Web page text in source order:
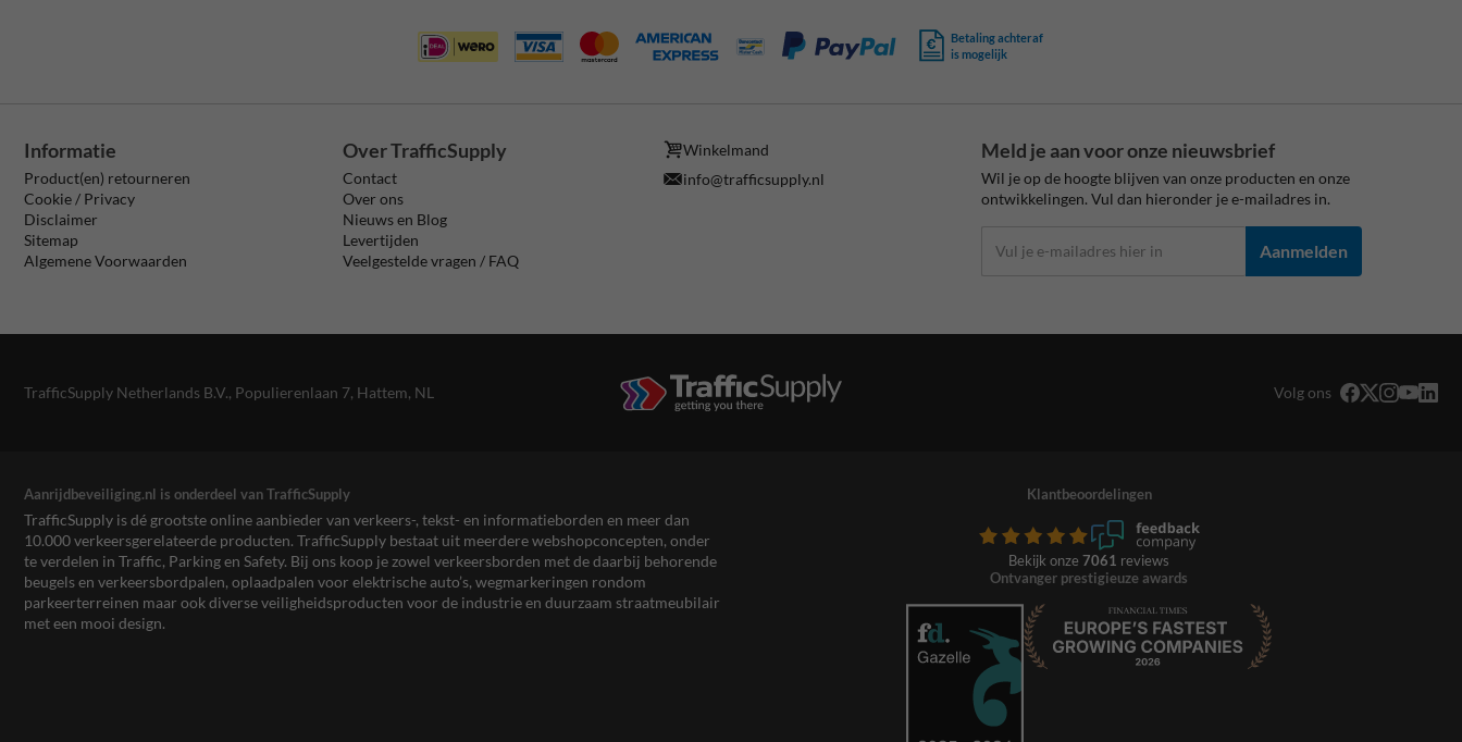
Betaling achteraf
is mogelijk
Informatie
Product(en) retourneren
Cookie / Privacy
Disclaimer
Sitemap
Algemene Voorwaarden
Over TrafficSupply
Contact
Over ons
Nieuws en Blog
Levertijden
Veelgestelde vragen / FAQ
Winkelmand
info@trafficsupply.nl
Meld je aan voor onze nieuwsbrief
Wil je op de hoogte blijven van onze producten en onze
ontwikkelingen. Vul dan hieronder je e-mailadres in.
Aanmelden
TrafficSupply Netherlands B.V., Populierenlaan 7, Hattem, NL Volg ons
Aanrijdbeveiliging.nl is onderdeel van TrafficSupply
TrafficSupply is dé grootste online aanbieder van verkeers-, tekst- en informatieborden en meer dan
10.000 verkeersgerelateerde producten. TrafficSupply bestaat uit meerdere webshopconcepten, onder
te verdelen in Traffic, Parking en Safety. Bij ons koop je zowel verkeersborden met de daarbij behorende
beugels en verkeersbordpalen, oplaadpalen voor elektrische auto’s, wegmarkeringen rondom
parkeerterreinen maar ook diverse veiligheidsproducten voor de industrie en duurzaam straatmeubilair
met een mooi design.
Klantbeoordelingen
Bekijk onze 7061 reviews
Ontvanger prestigieuze awards